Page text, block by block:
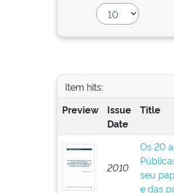
Item hits:
Preview
Issue
Date
Title
2010
Os 20
seu
e das